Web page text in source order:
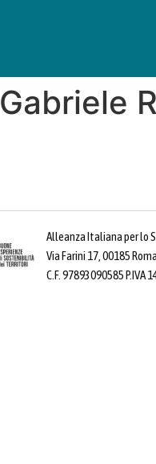
Gabriele
Alleanza Italiana per lo
Via Farini 17, 00185 Roma
C.F. 97893090585 P.IVA